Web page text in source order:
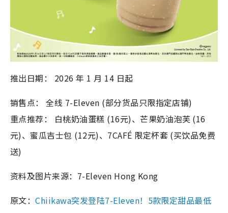
推出日期： 2026 年 1 月 14 日起
销售点： 全线 7-Eleven (部分货品只限指定店铺)
重点推荐： 白桃奶油蛋糕 (16元)、芒果奶油泡芙 (16
元)、蜜瓜吉士包 (12元)、7CAFÉ 限定杯套 (买饮品免费
送)
资料及图片来源：7-Eleven Hong Kong
原文：Chiikawa突发登陆7-Eleven！5款限定甜品最低